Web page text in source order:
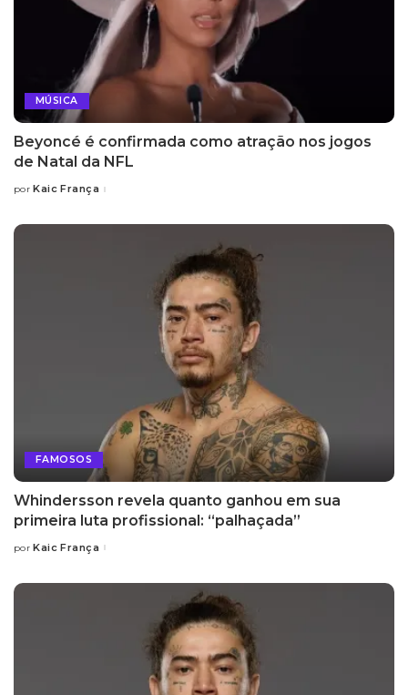
MÚSICA
Beyoncé é confirmada como atração nos jogos
de Natal da NFL
Posted
por Kaic França
FAMOSOS
Whindersson revela quanto ganhou em sua
primeira luta profissional: “palhaçada”
Posted
por Kaic França